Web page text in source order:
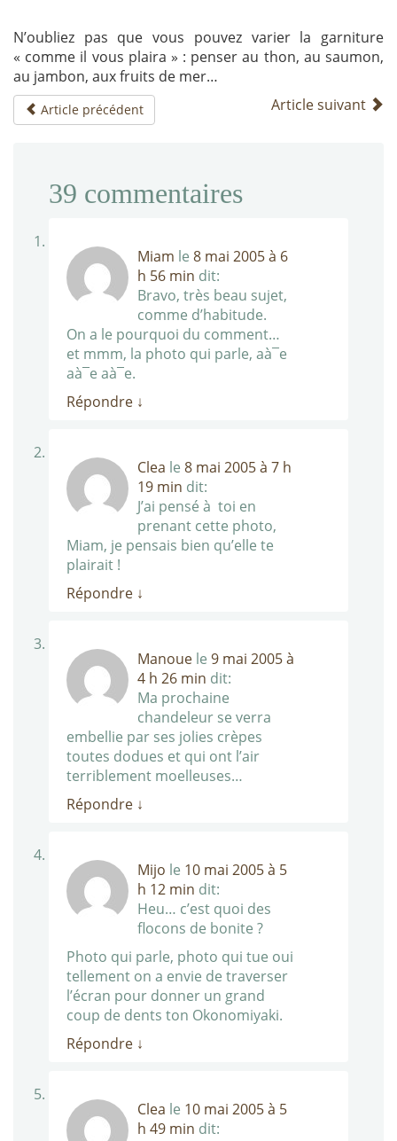
N’oubliez pas que vous pouvez varier la garniture
« comme il vous plaira » : penser au thon, au saumon,
au jambon, aux fruits de mer…
Article précédent Article suivant
39 commentaires
Miam le 8 mai 2005 à 6
h 56 min dit:
Bravo, très beau sujet,
comme d’habitude.
On a le pourquoi du comment…
et mmm, la photo qui parle, aà¯e
aà¯e aà¯e.
Répondre ↓
Clea le 8 mai 2005 à 7 h
19 min dit:
J’ai pensé à toi en
prenant cette photo,
Miam, je pensais bien qu’elle te
plairait !
Répondre ↓
Manoue le 9 mai 2005 à
4 h 26 min dit:
Ma prochaine
chandeleur se verra
embellie par ses jolies crèpes
toutes dodues et qui ont l’air
terriblement moelleuses…
Répondre ↓
Mijo le 10 mai 2005 à 5
h 12 min dit:
Heu… c’est quoi des
flocons de bonite ?
Photo qui parle, photo qui tue oui
tellement on a envie de traverser
l’écran pour donner un grand
coup de dents ton Okonomiyaki.
Répondre ↓
Clea le 10 mai 2005 à 5
h 49 min dit: